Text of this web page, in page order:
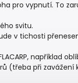
pro vypnutí. To
svitu.
v tichosti
například
(třeba při zavážení